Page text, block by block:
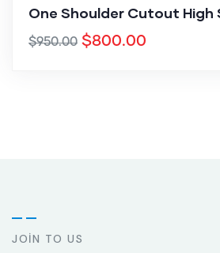
One Shoulder Cutout High
$950.00 $800.00
JOIN TO US